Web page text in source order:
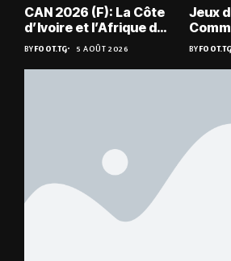
CAN 2026 (F): La Côte
d’Ivoire et l’Afrique du
Sud en quarts
BYFOOT.TG 5 AOÛT 2026
Jeux
« Les
BYFOOT.TG